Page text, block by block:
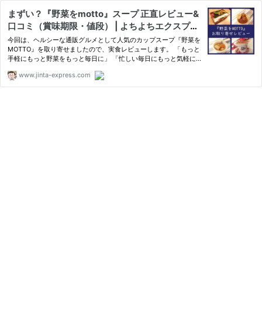
まずい？『野菜をmotto』スープ 正直レビュー&
口コミ（賞味期限・値段） | よちよちエクスプレ
ス
今回は、ヘルシーな通販グルメとして人気のカップスープ『野菜を
MOTTO』を取り寄せましたので、実食レビューします。 「もっと
手軽にもっと野菜をもっと毎日に」 「忙しい毎日にもっと気軽に
www.jinta-express.com